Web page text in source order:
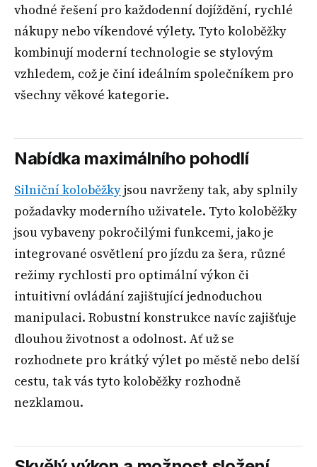
vhodné řešení pro každodenní dojíždění, rychlé
nákupy nebo víkendové výlety. Tyto koloběžky
kombinují moderní technologie se stylovým
vzhledem, což je činí ideálním společníkem pro
všechny věkové kategorie.
Nabídka maximálního pohodlí
Silniční koloběžkyjsou navrženy tak, aby splnily
požadavky moderního uživatele. Tyto koloběžky
jsou vybaveny pokročilými funkcemi, jako je
integrované osvětlení pro jízdu za šera, různé
režimy rychlosti pro optimální výkon či
intuitivní ovládání zajištující jednoduchou
manipulaci. Robustní konstrukce navíc zajišťuje
dlouhou životnost a odolnost. Ať už se
rozhodnete pro krátký výlet po městě nebo delší
cestu, tak vás tyto koloběžky rozhodně
nezklamou.